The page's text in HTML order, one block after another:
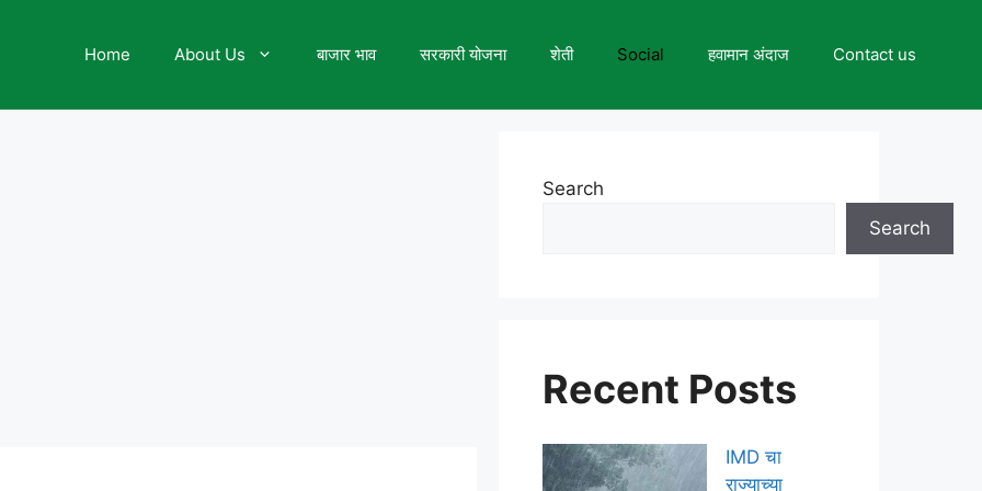
Home About Us बाजार भाव सरकारी योजना शेती Social हवामान अंदाज Contact us
Search
Search
Recent Posts
IMD चा
राज्याच्या